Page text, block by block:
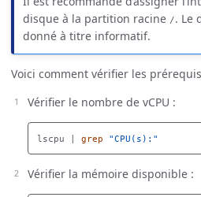
disque à la partition racine /. Le
donné à titre informatif.
Voici comment vérifier les
Vérifier le nombre de vCPU :
lscpu | grep "CPU(s):"
Vérifier la mémoire disponible :